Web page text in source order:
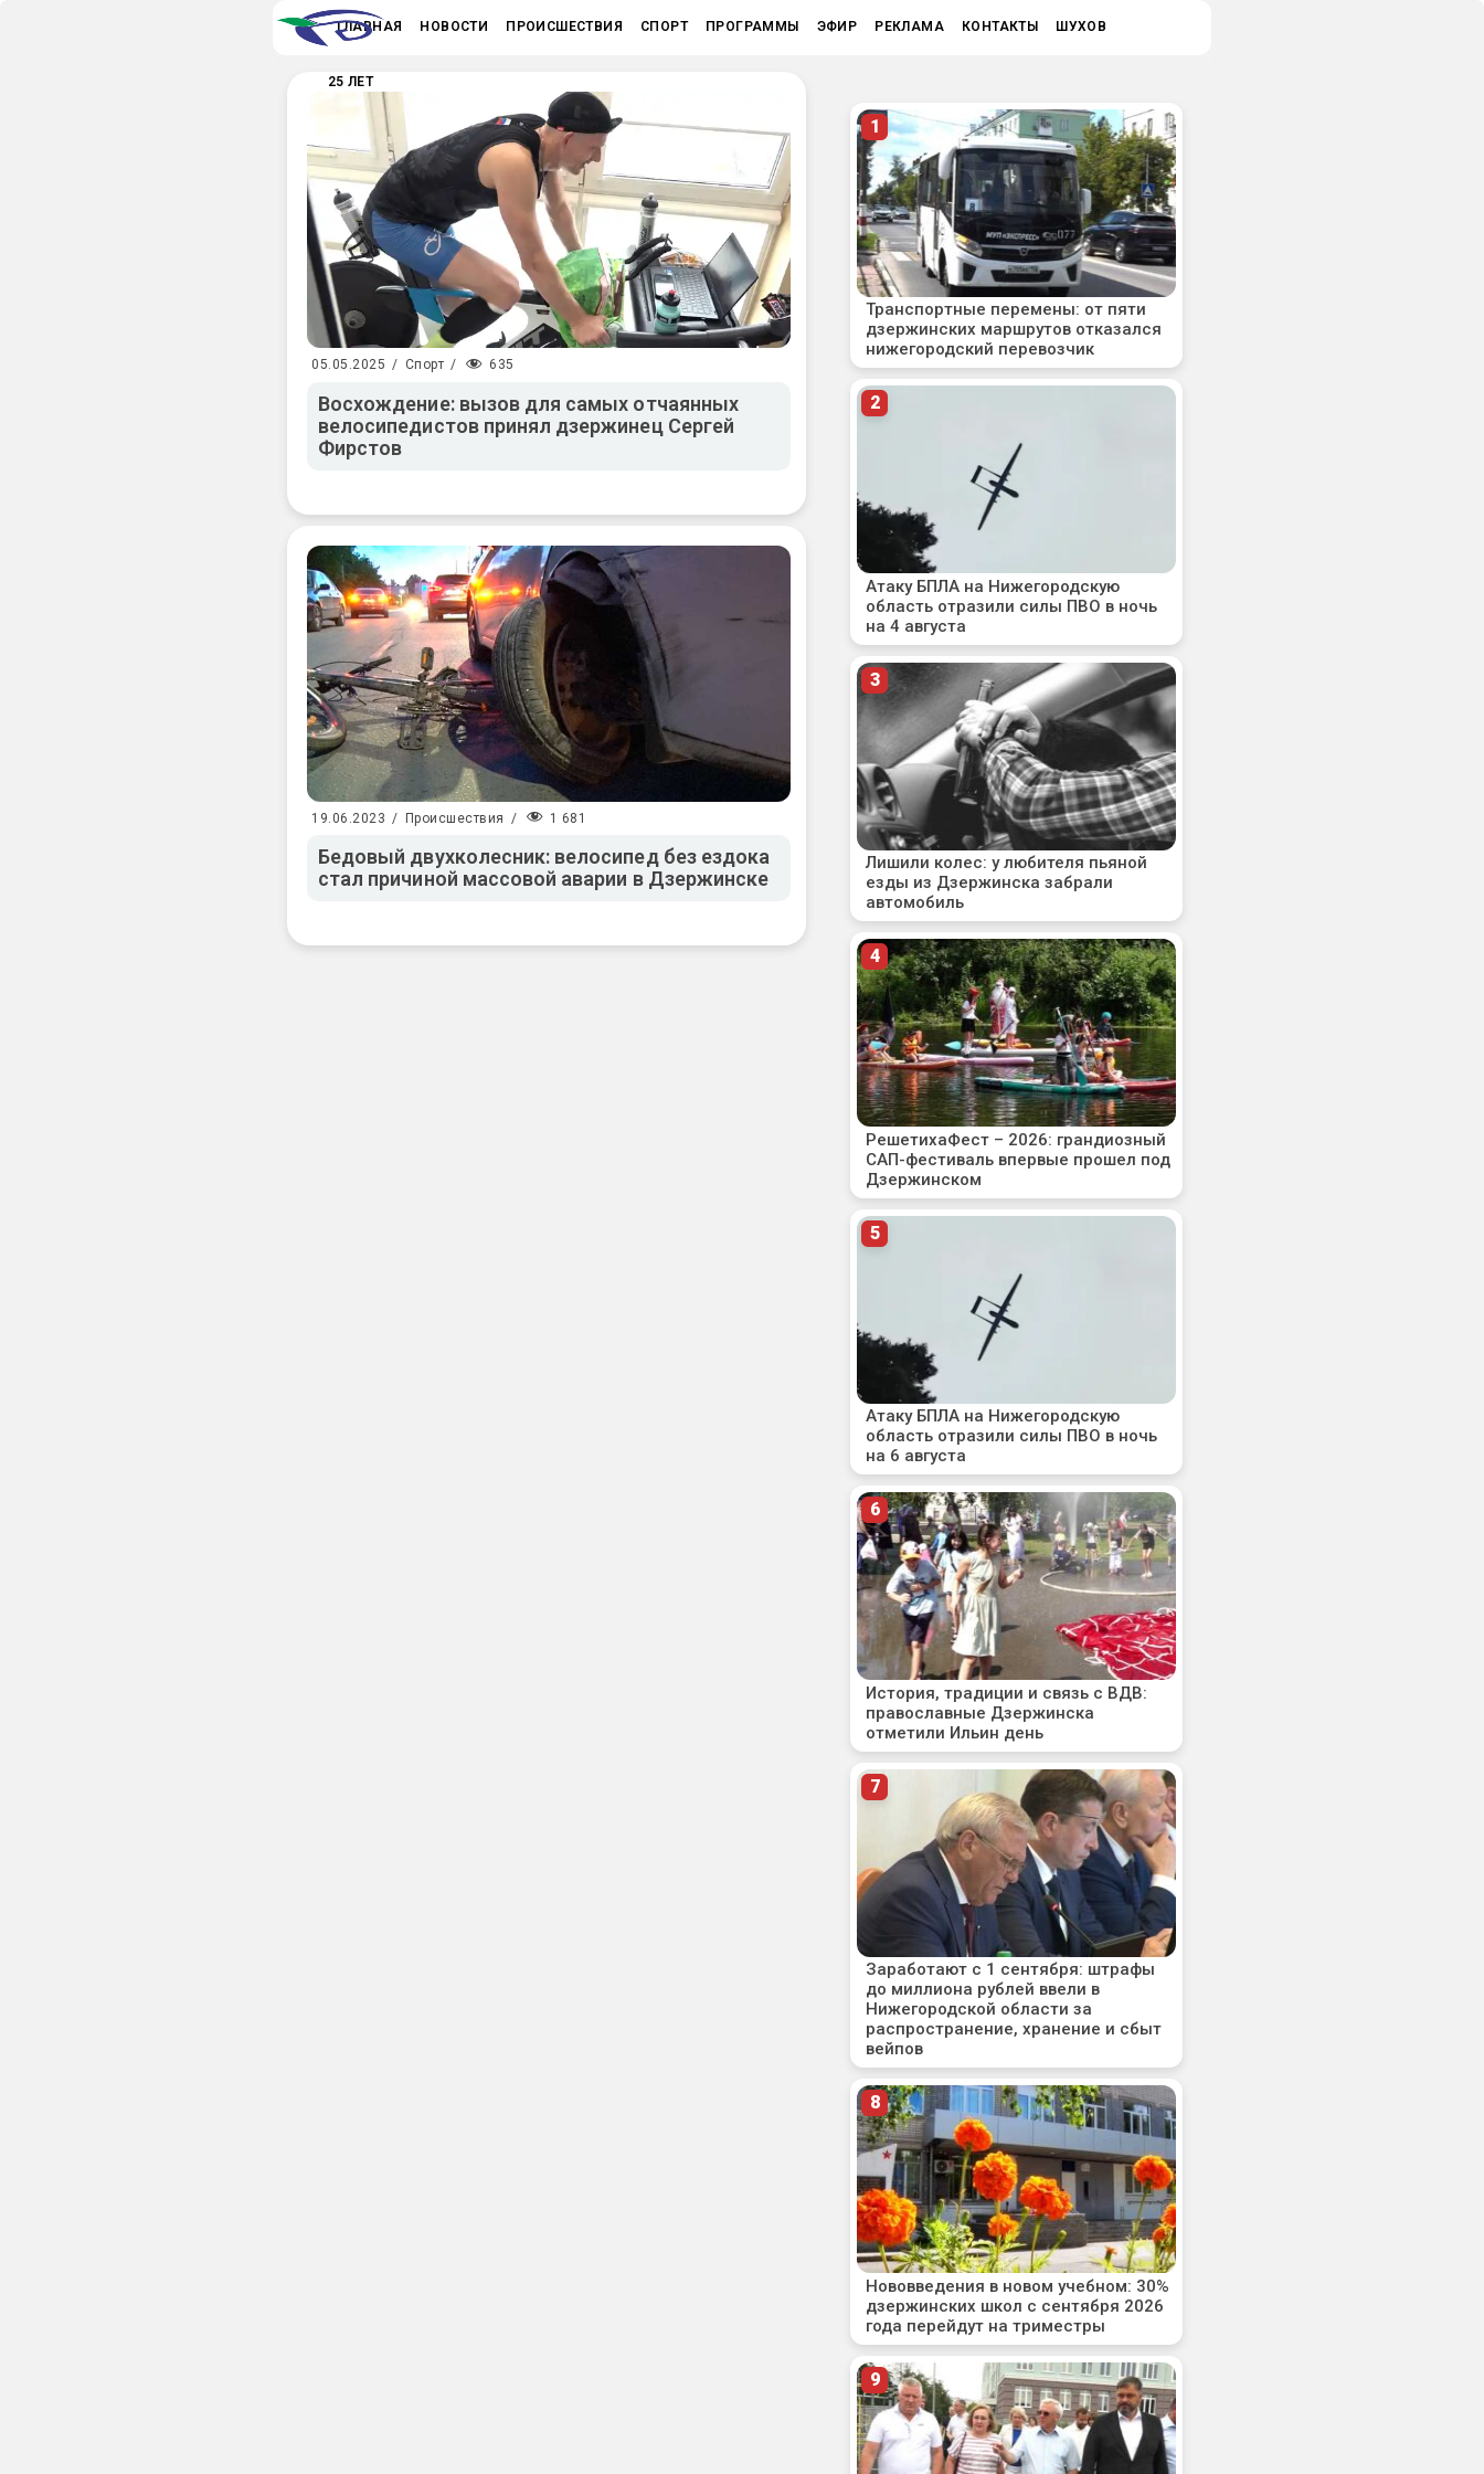
ГЛАВНАЯ НОВОСТИ ПРОИСШЕСТВИЯ СПОРТ ПРОГРАММЫ ЭФИР РЕКЛАМА КОНТАКТЫ ШУХОВ
25 ЛЕТ
05.05.2025 / Спорт / 635
Восхождение: вызов для самых отчаянных
велосипедистов принял дзержинец Сергей
Фирстов
19.06.2023 / Происшествия / 1 681
Бедовый двухколесник: велосипед без ездока
стал причиной массовой аварии в Дзержинске